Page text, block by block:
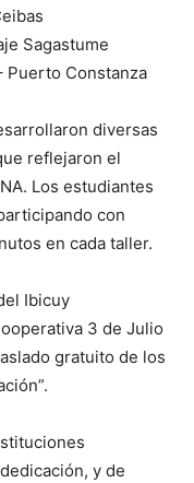
Sagastume
Puerto Constanza
diversas
reflejaron el
Los estudiantes
con
en cada taller.
Ibicuy
3 de Julio
gratuito de los
y de